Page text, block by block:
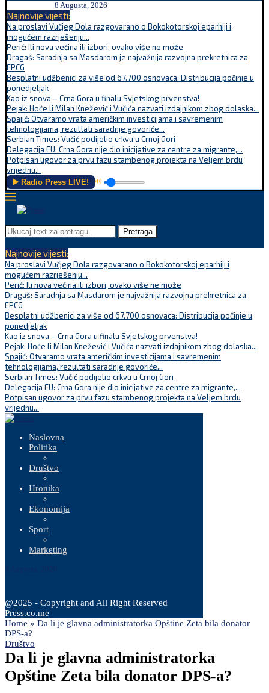
8 Augusta, 2026
Najnovije vijesti:
Na proslavi Vučjeg Dola razgovarano o Bokokotorskoj eparhiji i
mogućem razrješenju...
Perić: Ili nova većina ili izbori, ovako više ne može
Dragaš: Saradnja sa Masdarom je najvažnija razvojna prekretnica za
EPCG
Besplatni udžbenici za više od 67.700 osnovaca: Distribucija počinje u
ponedjeljak
Kao iz snova – Crna Gora u finalu Svjetskog prvenstva!
Pejak: Hoće li Milan Knežević i Vučića nazvati izdajnikom zbog dolaska...
Spajić: Otvaramo vrata američkim investicijama i savremenim
tehnologijama, rezultati saradnje govoriće...
Serbian Times: Vučić podijelio crkvu u Crnoj Gori
Delegacija EU: Crna Gora nije dio inicijative za centre za migrante,...
Potpisan ugovor za prvu fazu stambenog projekta na Veljem brdu
vrijednu...
▶️ Radio Press LIVE! 🔊
Pretraga
Najnovije vijesti:
Na proslavi Vučjeg Dola razgovarano o Bokokotorskoj eparhiji i
mogućem razrješenju...
Perić: Ili nova većina ili izbori, ovako više ne može
Dragaš: Saradnja sa Masdarom je najvažnija razvojna prekretnica za
EPCG
Besplatni udžbenici za više od 67.700 osnovaca: Distribucija počinje u
ponedjeljak
Kao iz snova – Crna Gora u finalu Svjetskog prvenstva!
Pejak: Hoće li Milan Knežević i Vučića nazvati izdajnikom zbog dolaska...
Spajić: Otvaramo vrata američkim investicijama i savremenim
tehnologijama, rezultati saradnje govoriće...
Serbian Times: Vučić podijelio crkvu u Crnoj Gori
Delegacija EU: Crna Gora nije dio inicijative za centre za migrante,...
Potpisan ugovor za prvu fazu stambenog projekta na Veljem brdu
vrijednu...
Naslovna
Politika
Društvo
Hronika
Ekonomija
Sport
Marketing
@2025 - Copyright and All Right Reserved
Press.co.me
Home » Da li je glavna administratorka Opštine Zeta bila donator
DPS-a?
Društvo
Da li je glavna administratorka
Opštine Zeta bila donator DPS-a?